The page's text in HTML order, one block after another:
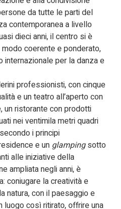
da tutte le parti del
contemporanea a livello
dieci anni, il centro si è
coerente e ponderato,
internazionale per la danza e
professionisti, con cinque
e un teatro all’aperto con
un ristorante con prodotti
nei ventimila metri quadri
i principi
e un glampingsotto
alle iniziative della
ampliata negli anni, è
coniugare la creatività e
natura, con il paesaggio e
luogo così ritirato, offrire una